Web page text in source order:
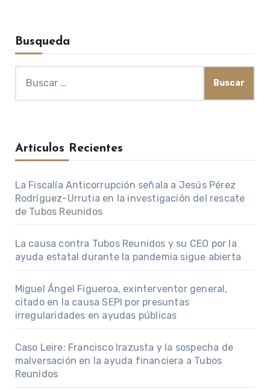
Busqueda
Artículos Recientes
La Fiscalía Anticorrupción señala a Jesús Pérez
Rodríguez-Urrutia en la investigación del rescate
de Tubos Reunidos
La causa contra Tubos Reunidos y su CEO por la
ayuda estatal durante la pandemia sigue abierta
Miguel Ángel Figueroa, exinterventor general,
citado en la causa SEPI por presuntas
irregularidades en ayudas públicas
Caso Leire: Francisco Irazusta y la sospecha de
malversación en la ayuda financiera a Tubos
Reunidos